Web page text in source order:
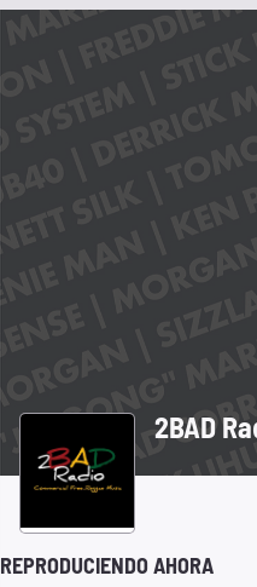
2BAD
REPRODUCIENDO AHORA